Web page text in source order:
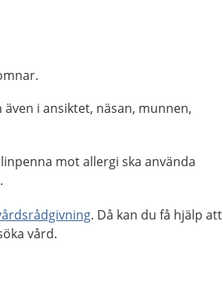
i ansiktet, näsan, munnen,
mot allergi ska använda
. Då kan du få hjälp att
vård.